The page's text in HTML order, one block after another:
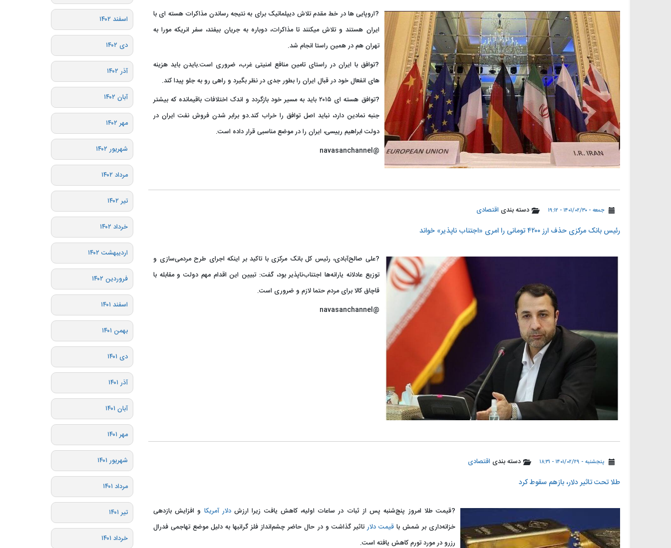
?اروپایی ها در خط مقدم تلاش دیپلماتیک برای به نتیجه رساندن مذاکرات هسته ای با
ایران هستند و تلاش میکنند تا مذاکرات، دوباره به جریان بیفتد، سفر انریکه مورا به
تهران هم در همین راستا انجام شد.
?توافق با ایران در راستای تامین منافع امنیتی غرب، ضروری است.بایدن باید هزینه
های انفعال خود در قبال ایران را بطور جدی در نظر بگیرد و راهی رو به جلو پیدا کند.
?توافق هسته ای ۲۰۱۵ باید به مسیر خود بازگردد و اندک اختلافات باقیمانده که بیشتر
جنبه نمادین دارد، نباید اصل توافق را خراب کند.دو برابر شدن فروش نفت ایران در
دولت ابراهیم رییسی، ایران را در موضع مناسبی قرار داده است.
@navasanchannel
جمعه - ۱۴۰۱/۰۲/۳۰ - ۱۹:۱۲ دسته بندی اقتصادی
رئیس بانک مرکزی حذف ارز ۴۲۰۰ تومانی را امری «اجتناب ناپذیر» خواند
?علی صالح‌آبادی، رئیس کل بانک مرکزی با تاکید بر اینکه اجرای طرح مردمی‌سازی و
توزیع عادلانه یارانه‌ها اجتناب‌ناپذیر بود، گفت: تبیین این اقدام مهم دولت و مقابله با
قاچاق کالا برای مردم حتما لازم و ضروری است.
@navasanchannel
پنجشنبه - ۱۴۰۱/۰۲/۲۹ - ۱۸:۳۱ دسته بندی اقتصادی
طلا تحت تاثیر دلار، بازهم سقوط کرد
?قیمت طلا امروز پنج‌شنبه پس از ثبات در ساعات اولیه، کاهش یافت زیرا ارزشدلار آمریکا و افزایش بازدهی
خزانه‌داری بر شمش باقیمت دلار تاثیر گذاشت و در حال حاضر چشم‌انداز فلز گرانبها به دلیل موضع تهاجمی فدرال
رزرو در مورد تورم کاهش یافته است.
اسفند ۱۴۰۲
دی ۱۴۰۲
آذر ۱۴۰۲
آبان ۱۴۰۲
مهر ۱۴۰۲
شهریور ۱۴۰۲
مرداد ۱۴۰۲
تیر ۱۴۰۲
خرداد ۱۴۰۲
اردیبهشت ۱۴۰۲
فروردین ۱۴۰۲
اسفند ۱۴۰۱
بهمن ۱۴۰۱
دی ۱۴۰۱
آذر ۱۴۰۱
آبان ۱۴۰۱
مهر ۱۴۰۱
شهریور ۱۴۰۱
مرداد ۱۴۰۱
تیر ۱۴۰۱
خرداد ۱۴۰۱